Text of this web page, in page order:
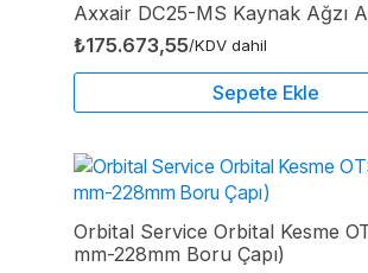
Axxair DC25-MS Kaynak Ağzı
₺175.673,55/KDV dahil
Sepete Ekle
Orbital Service Orbital Kesme
mm-228mm Boru Çapı)